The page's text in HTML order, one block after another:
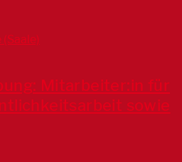
Mitarbeiter:in für
sowie